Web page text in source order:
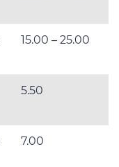
15.00 – 25.00
5.50
7.00